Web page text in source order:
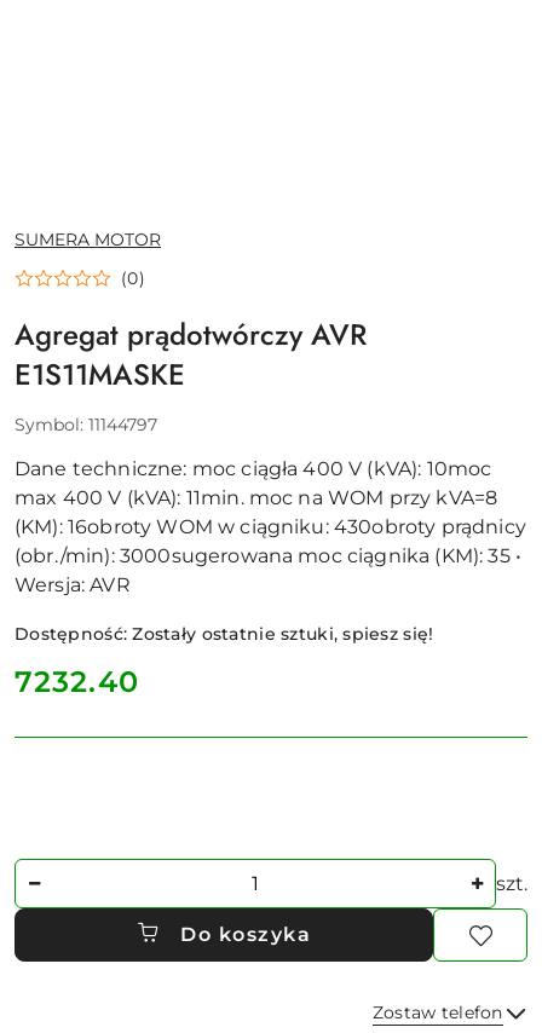
NAZWA
PRODUCENTA:
SUMERA MOTOR
(0)
Agregat prądotwórczy AVR
E1S11MASKE
Symbol: 11144797
Dane techniczne: moc ciągła 400 V (kVA): 10moc
max 400 V (kVA): 11min. moc na WOM przy kVA=8
(KM): 16obroty WOM w ciągniku: 430obroty prądnicy
(obr./min): 3000sugerowana moc ciągnika (KM): 35 •
Wersja: AVR
Dostępność:Zostały ostatnie sztuki, spiesz się!
cena:
7232.40
Ilość szt.
Do koszyka
Zostaw telefon